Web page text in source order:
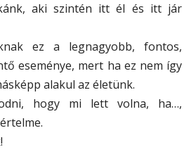
aki szintén itt él és itt jár
ez a legnagyobb, fontos,
eseménye, mert ha ez nem így
alakul az életünk.
hogy mi lett volna, ha…,